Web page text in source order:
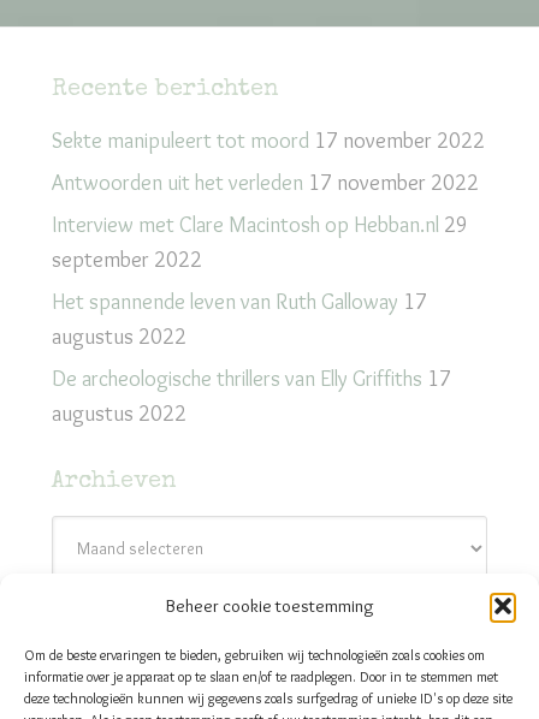
Beheer cookie toestemming
Om de beste ervaringen te bieden, gebruiken wij technologieën zoals cookies om
informatie over je apparaat op te slaan en/of te raadplegen. Door in te stemmen met
deze technologieën kunnen wij gegevens zoals surfgedrag of unieke ID's op deze site
Recente berichten
Sekte manipuleert tot moord 17 november 2022
Antwoorden uit het verleden 17 november 2022
Interview met Clare Macintosh op Hebban.nl 29
september 2022
Het spannende leven van Ruth Galloway 17
augustus 2022
De archeologische thrillers van Elly Griffiths 17
augustus 2022
Archieven
Thrillers & Zo - Els Roes
E-mail:els@thrillersenzo.nl